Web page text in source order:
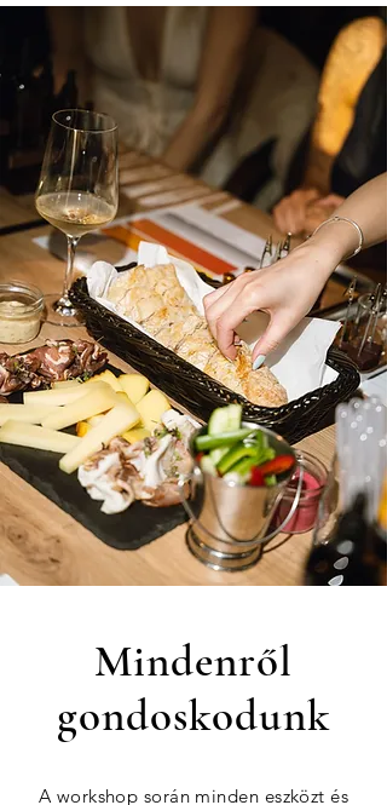
Mindenről
gondoskodunk
A workshop során minden eszközt és